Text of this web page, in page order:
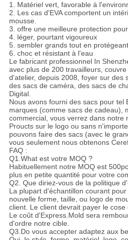
1. Matériel vert, favorable à
2. Les cas d'EVA comportent un
mousse.
3. offre une meilleure protection
4. léger, pourtant vigoureux
5. sembler grands tout en
6. choc et résistant à l'eau
Le fabricant professionnel In
avec plus de 200 travailleurs,
d'atelier, depuis 2008, foyer sur des
des sacs de caméra, des sacs de
Digital.
Nous avons fourni des sacs pour tel
marques (comme sacs de cadeau),
commercial, vous verrez dans notre
Proucts sur le logo ou sans
pouvons faire des sacs (avec le
vous seulement nous obtenons
FAQ :
Q1.What est votre MOQ ?
Habituellement notre MOQ est
plus en petite quantité pour votre
Q2. Que diriez-vous de la politique
La plupart d'échantillon courant
nouvelle forme, taille, ou logo de
client. Le client devrait payer le
Le coût d'Express.Mold sera
d'ordre notre cible.
Q3.Do vous accepter adaptez aux